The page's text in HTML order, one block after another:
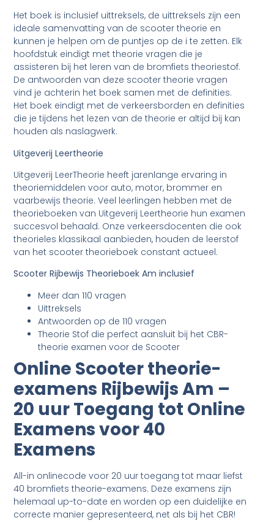
Het boek is inclusief uittreksels, de uittreksels zijn een
ideale samenvatting van de scooter theorie en
kunnen je helpen om de puntjes op de i te zetten. Elk
hoofdstuk eindigt met theorie vragen die je
assisteren bij het leren van de bromfiets theoriestof.
De antwoorden van deze scooter theorie vragen
vind je achterin het boek samen met de definities.
Het boek eindigt met de verkeersborden en definities
die je tijdens het lezen van de theorie er altijd bij kan
houden als naslagwerk.
Uitgeverij Leertheorie
Uitgeverij LeerTheorie heeft jarenlange ervaring in
theoriemiddelen voor auto, motor, brommer en
vaarbewijs theorie. Veel leerlingen hebben met de
theorieboeken van Uitgeverij Leertheorie hun examen
succesvol behaald. Onze verkeersdocenten die ook
theorieles klassikaal aanbieden, houden de leerstof
van het scooter theorieboek constant actueel.
Scooter Rijbewijs Theorieboek Am inclusief
Meer dan 110 vragen
Uittreksels
Antwoorden op de 110 vragen
Theorie Stof die perfect aansluit bij het CBR-
theorie examen voor de Scooter
Online Scooter theorie-
examens Rijbewijs Am –
20 uur Toegang tot Online
Examens voor 40
Examens
All-in onlinecode voor 20 uur toegang tot maar liefst
40 bromfiets theorie-examens. Deze examens zijn
helemaal up-to-date en worden op een duidelijke en
correcte manier gepresenteerd, net als bij het CBR!